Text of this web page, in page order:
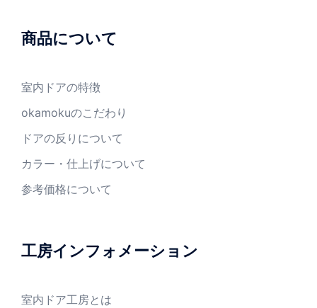
商品について
室内ドアの特徴
okamokuのこだわり
ドアの反りについて
カラー・仕上げについて
参考価格について
工房インフォメーション
室内ドア工房とは